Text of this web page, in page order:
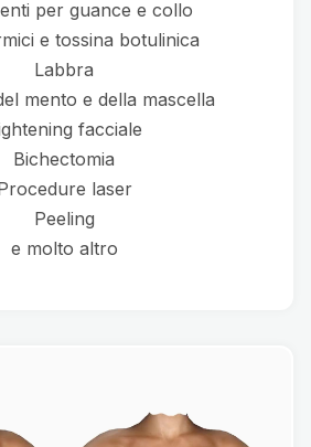
per guance e collo
e tossina botulinica
Labbra
mento e della mascella
facciale
Bichectomia
laser
Peeling
e molto altro